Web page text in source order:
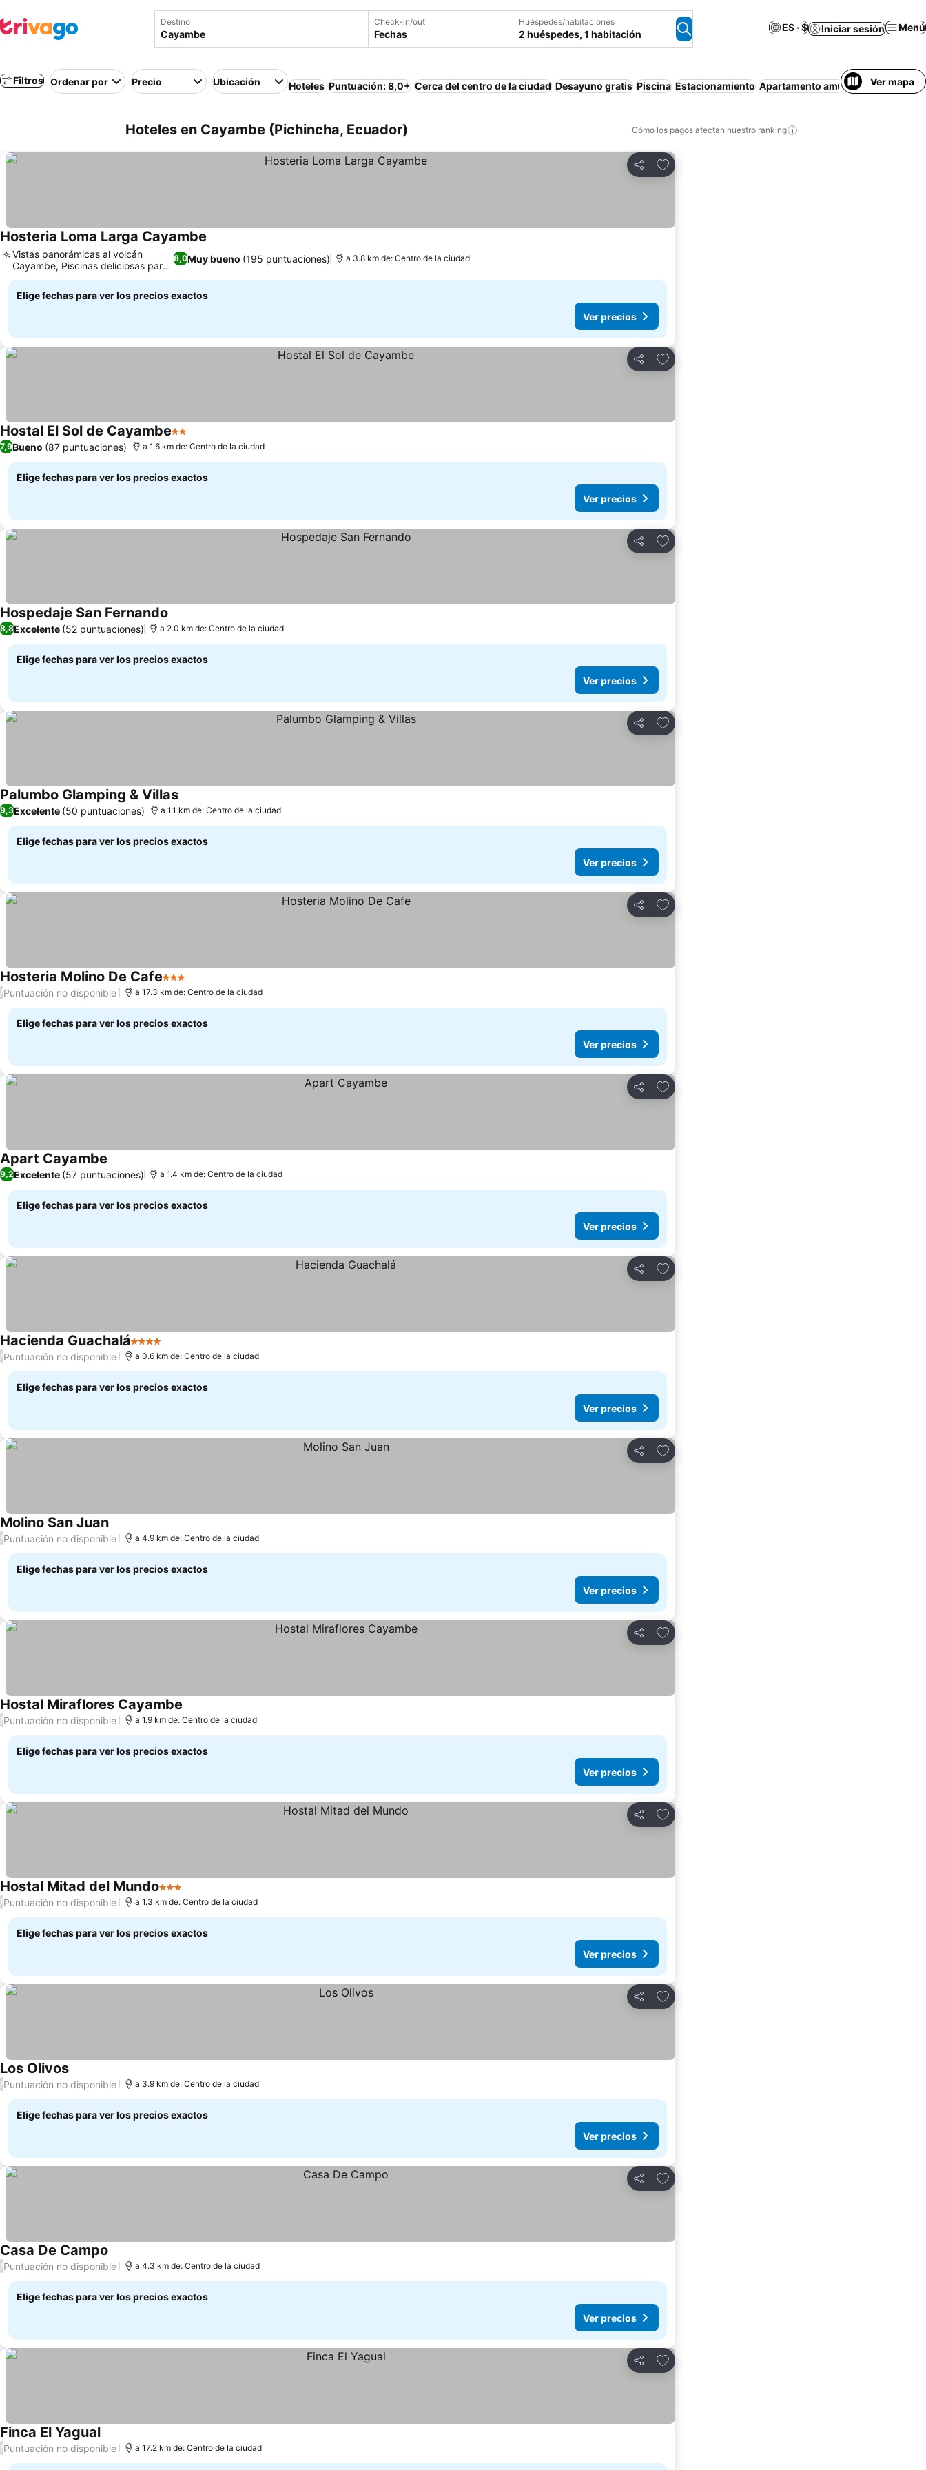
Destino Check-in/out
Fechas
Huéspedes/habitaciones
2 huéspedes, 1 habitación
ES · $ Iniciar sesión Menú
Filtros Ordenar por Precio Ubicación Hoteles Puntuación: 8,0+ Cerca del centro de la ciudad Desayuno gratis Piscina Estacionamiento Apartamento amuebladoVer mapa
Hoteles en Cayambe (Pichincha, Ecuador) Cómo los pagos afectan nuestro ranking
Compartir
Agregar a favoritos
Hosteria Loma Larga Cayambe
8,0Muy bueno (195 puntuaciones)
Vistas panorámicas al volcán
Cayambe, Piscinas deliciosas para
relajarte
a 3.8 km de: Centro de la ciudad
Elige fechas para ver los precios exactos
Ver precios
Compartir
Agregar a favoritos
Hostal El Sol de Cayambe2 Estrellas
7,9Bueno (87 puntuaciones) a 1.6 km de: Centro de la ciudad
Elige fechas para ver los precios exactos
Ver precios
Compartir
Agregar a favoritos
Hospedaje San Fernando
8,8Excelente (52 puntuaciones) a 2.0 km de: Centro de la ciudad
Elige fechas para ver los precios exactos
Ver precios
Compartir
Agregar a favoritos
Palumbo Glamping & VillasVer precios
9,3Excelente (50 puntuaciones) a 1.1 km de: Centro de la ciudad
Elige fechas para ver los precios exactos
Ver precios
Compartir
Agregar a favoritos
Hosteria Molino De Cafe3 Estrellas
/Puntuación no disponible a 17.3 km de: Centro de la ciudad
Elige fechas para ver los precios exactos
Ver precios
Compartir
Agregar a favoritos
Apart Cayambe Ver precios
9,2Excelente (57 puntuaciones) a 1.4 km de: Centro de la ciudad
Elige fechas para ver los precios exactos
Ver precios
Compartir
Agregar a favoritos
Hacienda Guachalá4 Estrellas
/Puntuación no disponible a 0.6 km de: Centro de la ciudad
Elige fechas para ver los precios exactos
Ver precios
Compartir
Agregar a favoritos
Molino San JuanVer precios
/Puntuación no disponible a 4.9 km de: Centro de la ciudad
Elige fechas para ver los precios exactos
Ver precios
Compartir
Agregar a favoritos
Hostal Miraflores Cayambe
/Puntuación no disponible a 1.9 km de: Centro de la ciudad
Elige fechas para ver los precios exactos
Ver precios
Compartir
Agregar a favoritos
Hostal Mitad del Mundo3 Estrellas
/Puntuación no disponible a 1.3 km de: Centro de la ciudad
Elige fechas para ver los precios exactos
Ver precios
Compartir
Agregar a favoritos
Los OlivosVer precios
/Puntuación no disponible a 3.9 km de: Centro de la ciudad
Elige fechas para ver los precios exactos
Ver precios
Compartir
Agregar a favoritos
Casa De Campo Ver precios
/Puntuación no disponible a 4.3 km de: Centro de la ciudad
Elige fechas para ver los precios exactos
Ver precios
Compartir
Agregar a favoritos
Finca El YagualVer precios
/Puntuación no disponible a 17.2 km de: Centro de la ciudad